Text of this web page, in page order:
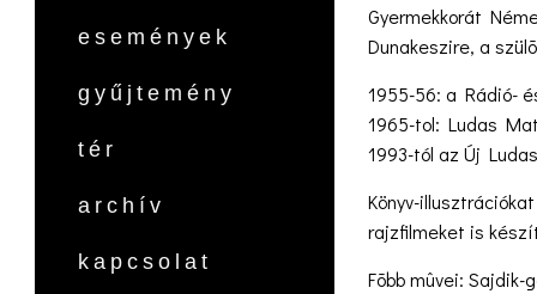
események
gyűjtemény
tér
archív
kapcsolat
Gyermekkorát
Dunakeszire, a
1955-56: a Rádió-
1965-tol: Ludas
1993-tól az Új
Könyv-
rajzfilmeket is
Fõbb mûvei: Sajdik-